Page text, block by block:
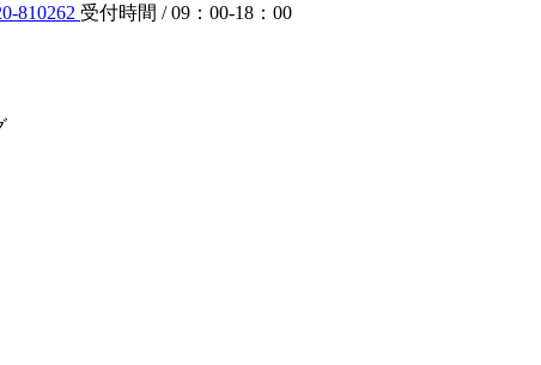
810262 受付時間 / 09：00-18：00